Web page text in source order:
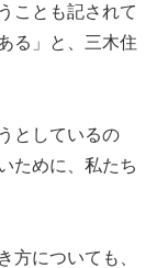
ことも記されて
る」と、三木住
としているの
ために、私たち
方についても、